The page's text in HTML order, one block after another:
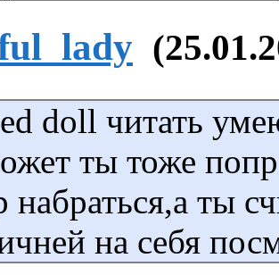
doll читать
ты тоже
набраться,а ты
на себя